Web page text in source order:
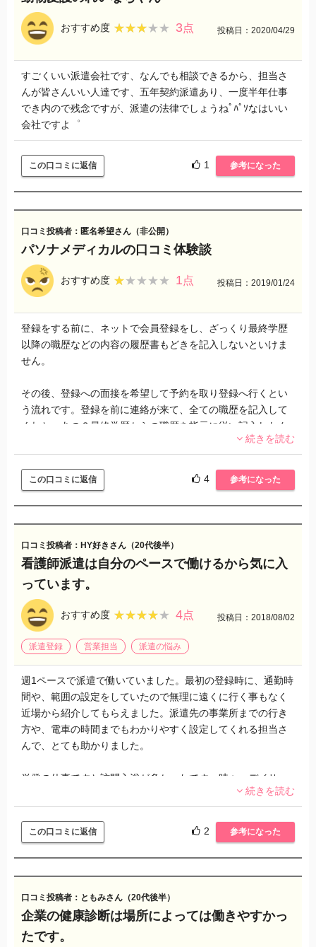
おすすめ度 ★★★★★
★★★★★ 3点 投稿日：2020/04/29
すごくいい派遣会社です、なんでも相談できるから、担当さ
んが皆さんいい人達です、五年契約派遣あり、一度半年仕事
でき内ので残念ですが、派遣の法律でしょうねﾟﾊﾟｿなはいい
会社ですよ゜
この口コミに返信 1 参考になった
口コミ投稿者：匿名希望さん（非公開）
パソナメディカルの口コミ体験談
おすすめ度 ★★★★★
★★★★★ 1点 投稿日：2019/01/24
登録をする前に、ネットで会員登録をし、ざっくり最終学歴
以降の職歴などの内容の履歴書もどきを記入しないといけま
せん。
その後、登録への面接を希望して予約を取り登録へ行くとい
う流れです。登録を前に連絡が来て、全ての職歴を記入して
くれと。あの？最終学歴からの職歴を指示に従い記入したん
ですけど。登録時にあとは詳細聞けばいいのでは？おまけに
そのメールに、当社の判断により登録できないこともあると
いうような文章も。気分が悪いので、登録もせず、全ての情
報を抹消するようにお願いしました。
登録しようとする人に会う前から失礼な会社は、人を大事に
できない会社とおもいますので、信用ならないと思います。
他社ではそういったことはなかったので、他を利用します。
続きを読む
この口コミに返信 4 参考になった
口コミ投稿者：HY好きさん（20代後半）
看護師派遣は自分のペースで働けるから気に入
っています。
おすすめ度 ★★★★★
★★★★★ 4点 投稿日：2018/08/02
派遣登録 営業担当 派遣の悩み
週1ペースで派遣で働いていました。最初の登録時に、通勤時
間や、範囲の設定をしていたので無理に遠くに行く事もなく
近場から紹介してもらえました。派遣先の事業所までの行き
方や、電車の時間までもわかりやすく設定してくれる担当さ
んで、とても助かりました。
単発の仕事ですと訪問入浴が多かったです。時々、デイサー
訪問入浴ですと「いつもの人じゃない」「新人が来た」と思
われる事も多く、少し機嫌が悪くなる利用者さんもいまし
た。どうしても単発だと信頼関係の築きが難しいですが、作
業が手慣れていれば、安心してくれる方も多かったです。相
手を安心させる声かけスキルが上がりました。
もちろん、嫌な利用者さんもいましたが、その時だけなの
で、気持ちも楽です。スタッフも同じですが。作業をしてい
続きを読む
この口コミに返信 2 参考になった
口コミ投稿者：ともみさん（20代後半）
企業の健康診断は場所によっては働きやすかっ
たです。